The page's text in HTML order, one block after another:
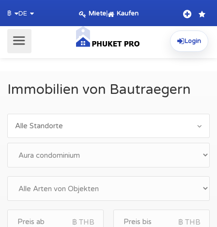
฿ DE Miete| Kaufen
Login
Immobilien von Bautraegern
Alle Standorte
THB
฿ THB THB
฿ THB
฿ THB